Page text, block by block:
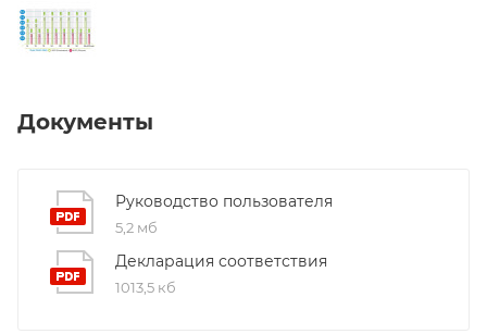
Документы
Руководство пользователя
5,2 мб
Декларация соответствия
1013,5 кб